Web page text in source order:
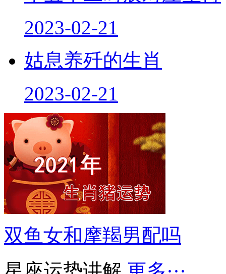
2023-02-21
姑息养歼的生肖
2023-02-21
双鱼女和摩羯男配吗